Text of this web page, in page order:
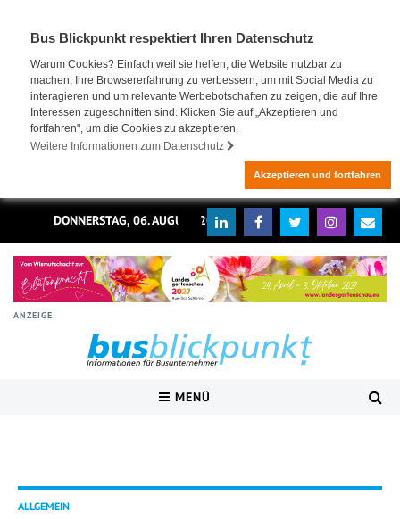
Bus Blickpunkt respektiert Ihren Datenschutz
Warum Cookies? Einfach weil sie helfen, die Website nutzbar zu
machen, Ihre Browsererfahrung zu verbessern, um mit Social Media zu
interagieren und um relevante Werbebotschaften zu zeigen, die auf Ihre
Interessen zugeschnitten sind. Klicken Sie auf „Akzeptieren und
fortfahren", um die Cookies zu akzeptieren.
Weitere Informationen zum Datenschutz
Akzeptieren und fortfahren
DONNERSTAG, 06. AUGUST 2026
ANZEIGE
MENÜ
ALLGEMEIN